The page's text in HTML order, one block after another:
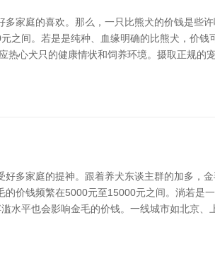
家庭的喜欢。那么，一只比熊犬的价钱是
之间。若是是纯种、血缘明确的比熊犬，价
心犬只的健康情状和饲养环境。摄取正规的
多家庭的提神。跟着养犬东谈主群的加多，
价钱频繁在5000元至15000元之间。淌若
水平也会影响金毛的价钱。一线城市如北京、